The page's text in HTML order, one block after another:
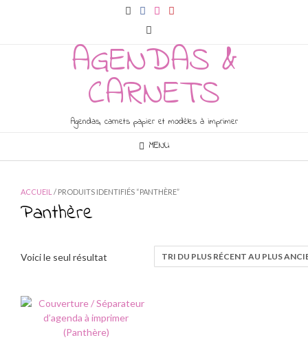
AGENDAS &
CARNETS
Agendas, carnets papier et modèles à imprimer
MENU
ACCUEIL / PRODUITS IDENTIFIÉS “PANTHÈRE”
Panthère
Voici le seul résultat